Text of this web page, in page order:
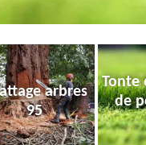
arbres
95
Tonte
de